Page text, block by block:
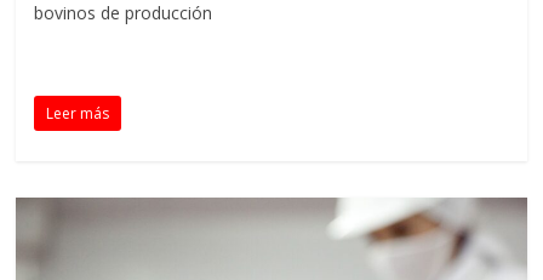
bovinos de producción
Leer más